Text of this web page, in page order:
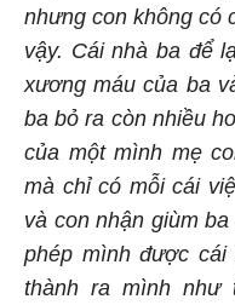
nhưng con không có
vậy. Cái nhà ba để
xương máu của ba
ba bỏ ra còn nhiều
của một mình mẹ
mà chỉ có mỗi cái
và con nhận giùm
phép mình được
thành ra mình như